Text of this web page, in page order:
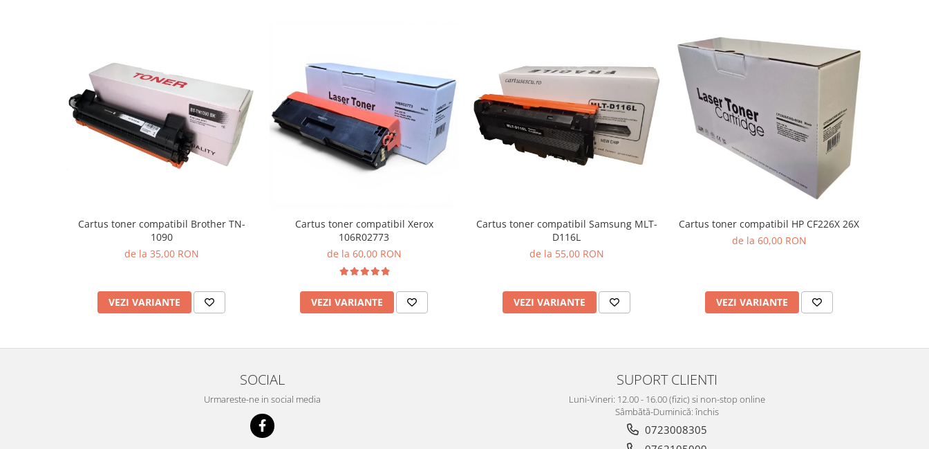
Cartus toner compatibil Brother TN-
1090
de la 35,00 RON
VEZI VARIANTE
Cartus toner compatibil Xerox
106R02773
de la 60,00 RON
VEZI VARIANTE
Cartus toner compatibil Samsung MLT-
D116L
de la 55,00 RON
VEZI VARIANTE
Cartus toner compatibil HP CF226X 26X
de la 60,00 RON
VEZI VARIANTE
SOCIAL
Urmareste-ne in social media
SUPORT CLIENTI
Luni-Vineri: 12.00 - 16.00 (fizic) si non-stop online
Sâmbătă-Duminică: închis
0723008305